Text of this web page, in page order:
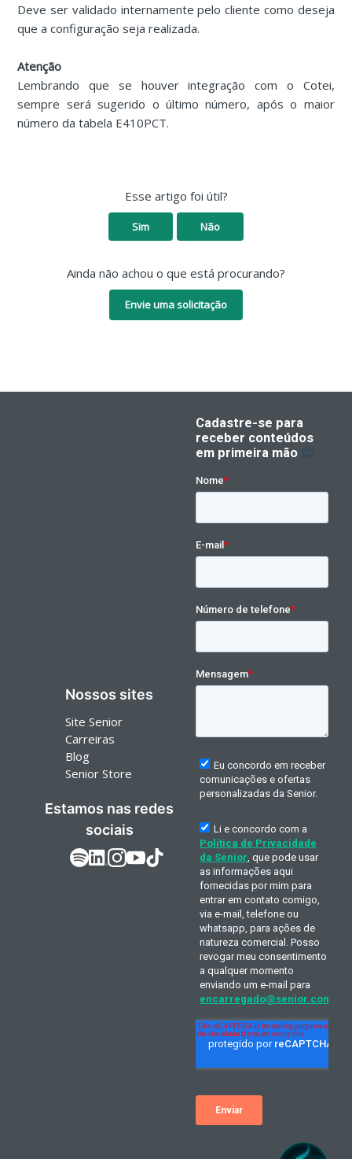
Deve ser validado internamente pelo cliente como deseja
que a configuração seja realizada.
Atenção
Lembrando que se houver integração com o Cotei,
sempre será sugerido o último número, após o maior
número da tabela E410PCT.
Esse artigo foi útil?
Sim Não
Ainda não achou o que está procurando?
Envie uma solicitação
Nossos sites
Site Senior
Carreiras
Blog
Senior Store
Estamos nas redes
sociais